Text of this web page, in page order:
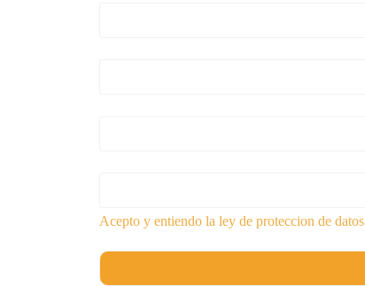
Acepto y entiendo la ley de proteccion de datos